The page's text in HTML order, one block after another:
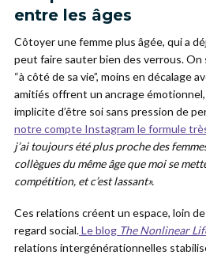
entre les âges
Côtoyer une femme plus âgée, qui a
peut faire sauter bien des verrous. On
“à côté de sa vie”, moins en décalage
amitiés offrent un ancrage
implicite d’être soi sans pression de
notre compte Instagram le formule
j’ai toujours été plus proche des
collègues du même âge que moi se
compétition, et c’est lassant».
Ces relations créent un espace, loin
regard social.Le blog The Nonlinear
relations intergénérationnelles